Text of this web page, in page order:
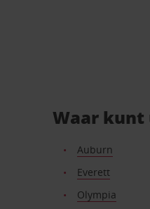
Waar kunt
Auburn
Everett
Olympia